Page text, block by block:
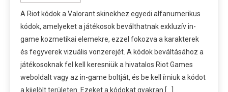
A Riot kódok a Valorant skinekhez egyedi alfanumerikus
kódok, amelyeket a játékosok beválthatnak exkluzív in-
game kozmetikai elemekre, ezzel fokozva a karakterek
és fegyverek vizuális vonzerejét. A kódok beváltásához a
játékosoknak fel kell keresniük a hivatalos Riot Games
weboldalt vagy az in-game boltját, és be kell írniuk a kódot
a kijelölt területen. Ezeket a kódokat gyakran […]